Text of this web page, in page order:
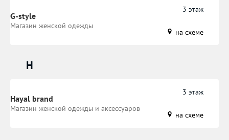
G-style
Магазин женской одежды
3 этаж
на схеме
H
Hayal brand
Магазин женской одежды и аксессуаров
3 этаж
на схеме